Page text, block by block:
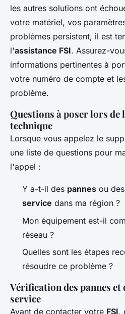
les autres solutions ont
votre matériel, vos
problèmes persistent, il est
l'assistance FSI. Assurez-
informations pertinentes à
votre numéro de compte et
problème.
Questions à poser lors de
technique
Lorsque vous appelez le
une liste de questions pour
l'appel :
Y a-t-il des pannes ou des
service dans ma région ?
Mon équipement est-il
réseau ?
Quelles sont les étapes
résoudre ce problème ?
Vérification des pannes
service
Avant de contacter votre FSI,